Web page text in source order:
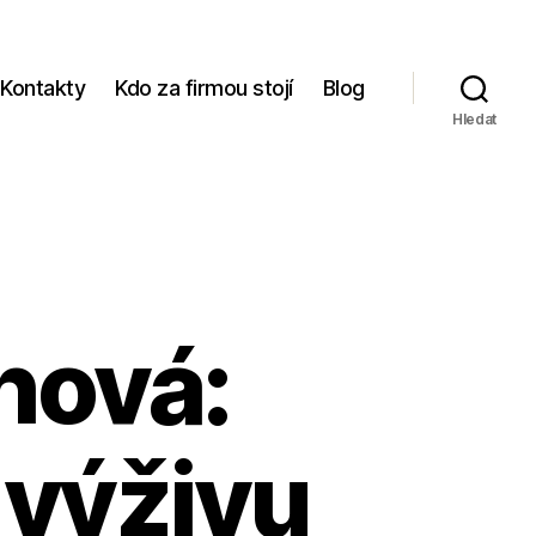
Kontakty Kdo za firmou stojí Blog
Hledat